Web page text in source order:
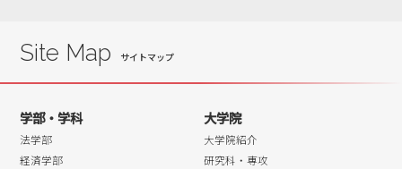
2018年11月
2018年08月
2018年07月
Site Map
学部・学科
法学部
経済学部
大学院
大学院紹介
研究科・専攻